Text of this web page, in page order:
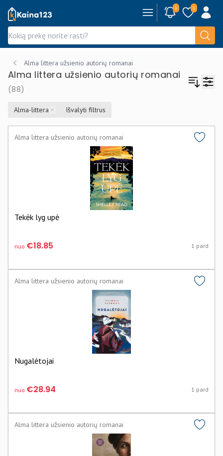
Kaina123.lt 1 1
Alma littera užsienio autorių romanai
Alma littera užsienio autorių romanai
(88)
Alma-littera RemoveIšvalyti filtrus
Alma littera užsienio autorių romanai
Tekėk lyg upė
nuo €18.85 1 pard
Alma littera užsienio autorių romanai
Nugalėtojai
nuo €28.94 1 pard
Alma littera užsienio autorių romanai